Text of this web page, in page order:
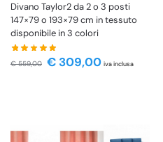
Divano Taylor2 da 2 o 3 posti
147×79 o 193×79 cm in tessuto
disponibile in 3 colori
€559,00 € 309,00 iva inclusa